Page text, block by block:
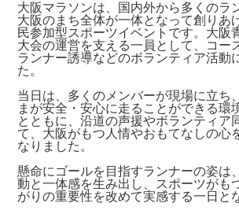
大阪マラソンは、国内外から多くのラ
大阪のまち全体が一体となって創りあ
民参加型スポーツイベントです。大阪
大会の運営を支える一員として、コー
ランナー誘導などのボランティア活動
た。
当日は、多くのメンバーが現場に立ち
まが安全・安心に走ることができる環
とともに、沿道の声援やボランティア
て、大阪がもつ人情やおもてなしの心
なりました。
懸命にゴールを目指すランナーの姿は
動と一体感を生み出し、スポーツがも
がりの重要性を改めて実感する一日と